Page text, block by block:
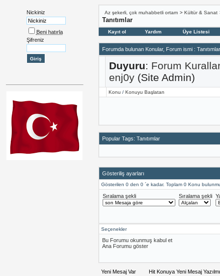
Nickiniz
Beni hatırla
Şifreniz
Az şekerli, çok muhabbetli ortam > Kültür & Sanat
Tanıtımlar
Kayıt ol Yardım Üye Listesi
Forumda bulunan Konular, Forum ismi : Tanıtımlar
Duyuru: Forum
enj0y (Site Admin)
Konu / Konuyu Başlatan
Popular Tags: Tanıtımlar
Gösteriliş ayarları
Gösterilen 0 den 0 ´e kadar. Toplam 0 Konu
Sıralama şekli Sıralama şekli
Seçenekler
Bu Forumu okunmuş kabul et
Ana Forumu göster
Yeni Mesaj Var
Hit Konuya Yeni Mesaj